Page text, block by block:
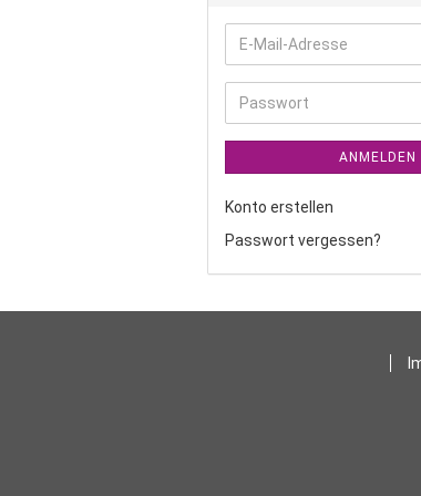
E-
Mail-
Adresse
Passwort
ANMELDEN
Konto erstellen
Passwort vergessen?